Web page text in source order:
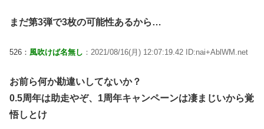
まだ第3弾で3枚の可能性あるから…
526： 風吹けば名無し ：2021/08/16(月) 12:07:19.42 ID:nai+AblWM.net
お前ら何か勘違いしてないか？
0.5周年は助走やぞ、1周年キャンペーンは凄まじいから覚
悟しとけ